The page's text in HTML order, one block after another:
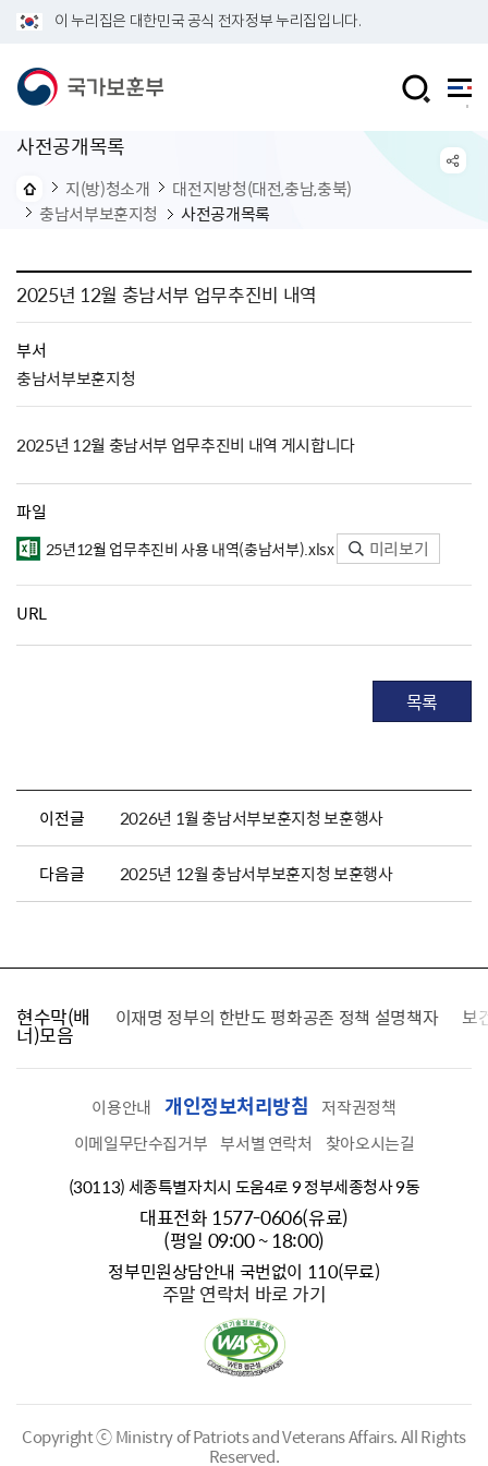
이 누리집은 대한민국 공식 전자정부 누리집입니다.
사전공개목록
지(방)청소개
대전지방청(대전,충남,충북)
충남서부보훈지청
사전공개목록
2025년 12월 충남서부 업무추진비 내역
부서
충남서부보훈지청
2025년 12월 충남서부 업무추진비 내역 게시합니다
파일
25년12월 업무추진비 사용 내역(충남서부).xlsx 미리보기
URL
목록
이전글 2026년 1월 충남서부보훈지청 보훈행사
다음글 2025년 12월 충남서부보훈지청 보훈행사
현수막(배
너)모음
찾습니다 이재명 정부의 한반도 평화공존 정책 설명책자 보
이용안내 개인정보처리방침
저작권정책
이메일무단수집거부 부서별 연락처
찾아오시는길
(30113) 세종특별자치시 도움4로 9 정부세종청사 9동
대표전화 1577-0606(유료)
(평일 09:00 ~ 18:00)
정부민원상담안내 국번없이 110(무료)
주말 연락처 바로 가기
Copyright ⓒ Ministry of Patriots and Veterans Affairs.All Rights
Reserved.